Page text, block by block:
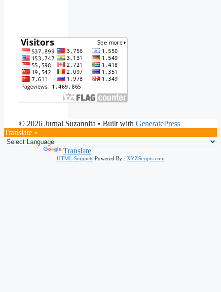
© 2026 Jurnal Suzannita • Built with GeneratePress
Translate »
Translate
HTML SnippetsPowered By : XYZScripts.com